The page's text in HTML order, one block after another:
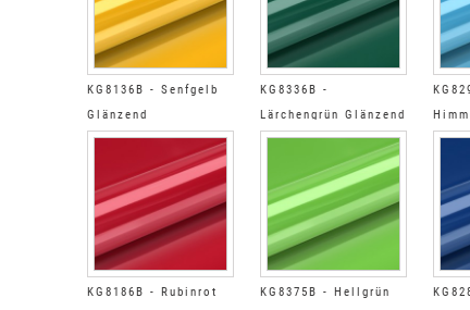
KG8136B - Senfgelb
Glänzend
KG8336B -
Lärchengrün Glänzend
KG8186B - Rubinrot
KG8375B - Hellgrün